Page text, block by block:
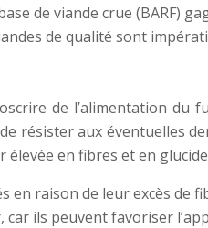
de viande crue (BARF)
de qualité sont
de l’alimentation du
résister aux éventuelles
en fibres et en
en raison de leur excès de
ils peuvent favoriser